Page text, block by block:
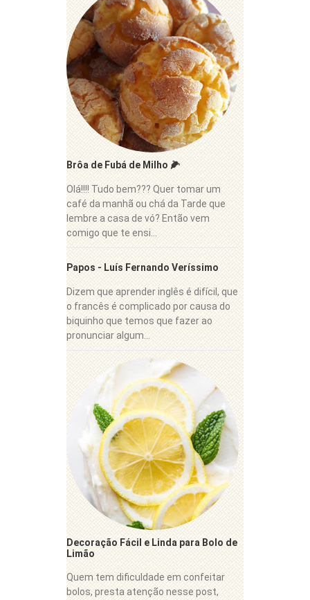
Brôa de Fubá de Milho 🌽
Olá!!!! Tudo bem??? Quer tomar um
café da manhã ou chá da Tarde que
lembre a casa de vó? Então vem
comigo que te ensi...
Papos - Luís Fernando Veríssimo
Dizem que aprender inglês é difícil, que
o francês é complicado por causa do
biquinho que temos que fazer ao
pronunciar algum...
Decoração Fácil e Linda para Bolo de
Limão
Quem tem dificuldade em confeitar
bolos, presta atenção nesse post,